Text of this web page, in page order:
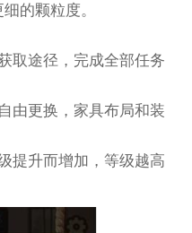
的颗粒度。
取途径，完成全部任务
由更换，家具布局和装
提升而增加，等级越高